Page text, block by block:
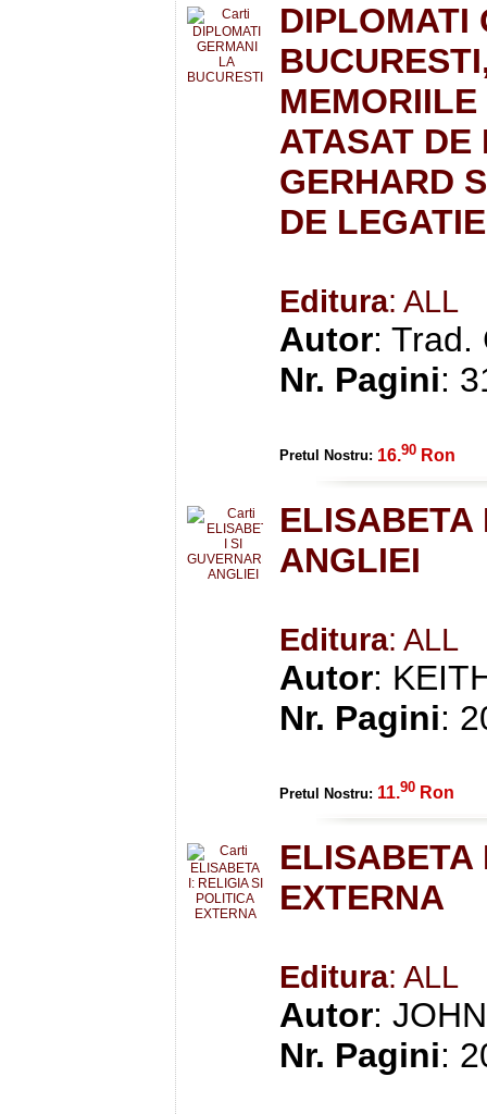
DIPLOMATI
ATASAT DE
GERHARD
DE LEGATIE
Editura: ALL
Autor: Trad.
Nr. Pagini:
Pretul Nostru: 16.90 Ron
ELISABETA
ANGLIEI
Editura: ALL
Autor:
Nr. Pagini:
Pretul Nostru: 11.90 Ron
ELISABETA
EXTERNA
Editura: ALL
Autor:
Nr. Pagini: